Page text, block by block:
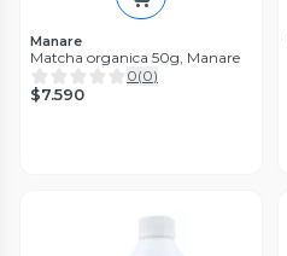
Manare
Matcha organica 50g, Manare
0(0)
$7.590